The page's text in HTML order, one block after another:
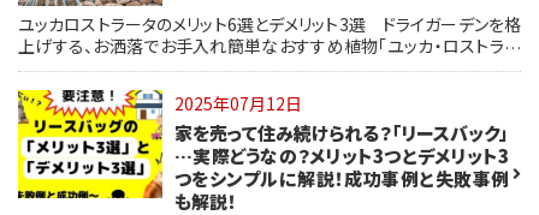
ユッカロストラータのメリット6選とデメリット3選 ドライガーデンを格
上げする、お洒落でお手入れ簡単なおすすめ植物「ユッカ・ロストラー
タ」ユッカロストラータの特徴/育て方/植える場所/水やり/肥料
2025年07月12日
家を売って住み続けられる？「リースバック」
…実際どうなの？メリット3つとデメリット3
つをシンプルに解説！成功事例と失敗事例
も解説！